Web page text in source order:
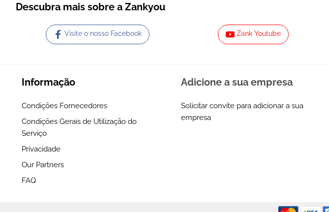
Descubra mais sobre a Zankyou
Visite o nosso Facebook Zank Youtube
Informação
Condições Fornecedores
Condições Gerais de Utilização do
Serviço
Privacidade
Our Partners
FAQ
Adicione a sua empresa
Solicitar convite para adicionar a sua
empresa